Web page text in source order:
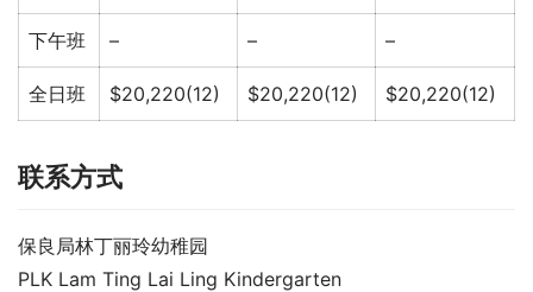
下午班 – – –
全日班 $20,220(12) $20,220(12) $20,220(12)
联系方式
保良局林丁丽玲幼稚园
PLK Lam Ting Lai Ling Kindergarten